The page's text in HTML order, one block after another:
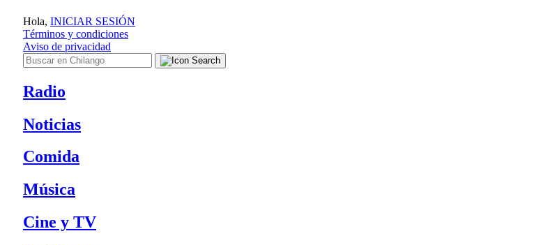
Hola, INICIAR SESIÓN
Términos y condiciones
Aviso de privacidad
Radio
Noticias
Comida
Música
Cine y TV